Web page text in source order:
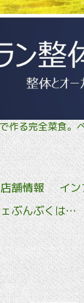
で作る完全
店舗情報 イ
ぶんぶくは…